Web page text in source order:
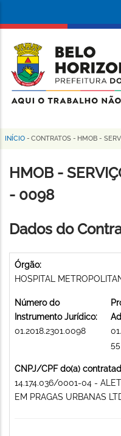
conteúdo
principal
da
Prefeitura
de
Horizonte
Trilha
de
navegação
INÍCIO - CONTRATOS - HMOB -
HMOB -
- 0098
Dados do
Órgão:
HOSPITAL
Número do
Instrumento Jurídico:
01.2018.2301.0098
55
CNPJ/CPF do(a)
14.174.036/0001-04 -
EM PRAGAS URBANAS